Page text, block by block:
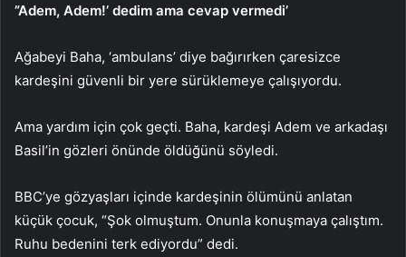
”Adem, Adem!’ dedim ama cevap vermedi’
Ağabeyi Baha, ‘ambulans’ diye bağırırken çaresizce
kardeşini güvenli bir yere sürüklemeye çalışıyordu.
Ama yardım için çok geçti. Baha, kardeşi Adem ve arkadaşı
Basil’in gözleri önünde öldüğünü söyledi.
BBC’ye gözyaşları içinde kardeşinin ölümünü anlatan
küçük çocuk, “Şok olmuştum. Onunla konuşmaya çalıştım.
Ruhu bedenini terk ediyordu” dedi.